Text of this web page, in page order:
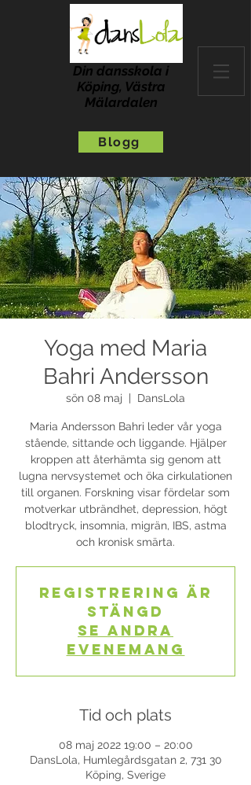
Din dansskola i
Köping, Västra
Mälardalen
Blogg
Yoga med Maria
Bahri Andersson
sön 08 maj DansLola
Maria Andersson Bahri leder vår yoga
stående, sittande och liggande. Hjälper
kroppen att återhämta sig genom att
lugna nervsystemet och öka cirkulationen
till organen. Forskning visar fördelar som
motverkar utbrändhet, depression, högt
blodtryck, insomnia, migrän, IBS, astma
och kronisk smärta.
Registrering är
stängd
Se andra
evenemang
Tid och plats
08 maj 2022 19:00 – 20:00
DansLola, Humlegårdsgatan 2, 731 30
Köping, Sverige